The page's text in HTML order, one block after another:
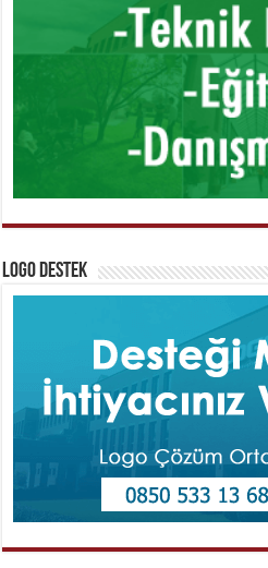
Logo Destek